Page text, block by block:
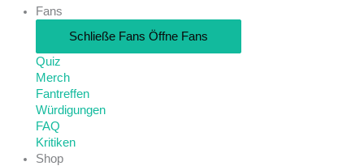
Fans
Schließe Fans Öffne Fans
Quiz
Merch
Fantreffen
Würdigungen
FAQ
Kritiken
Shop